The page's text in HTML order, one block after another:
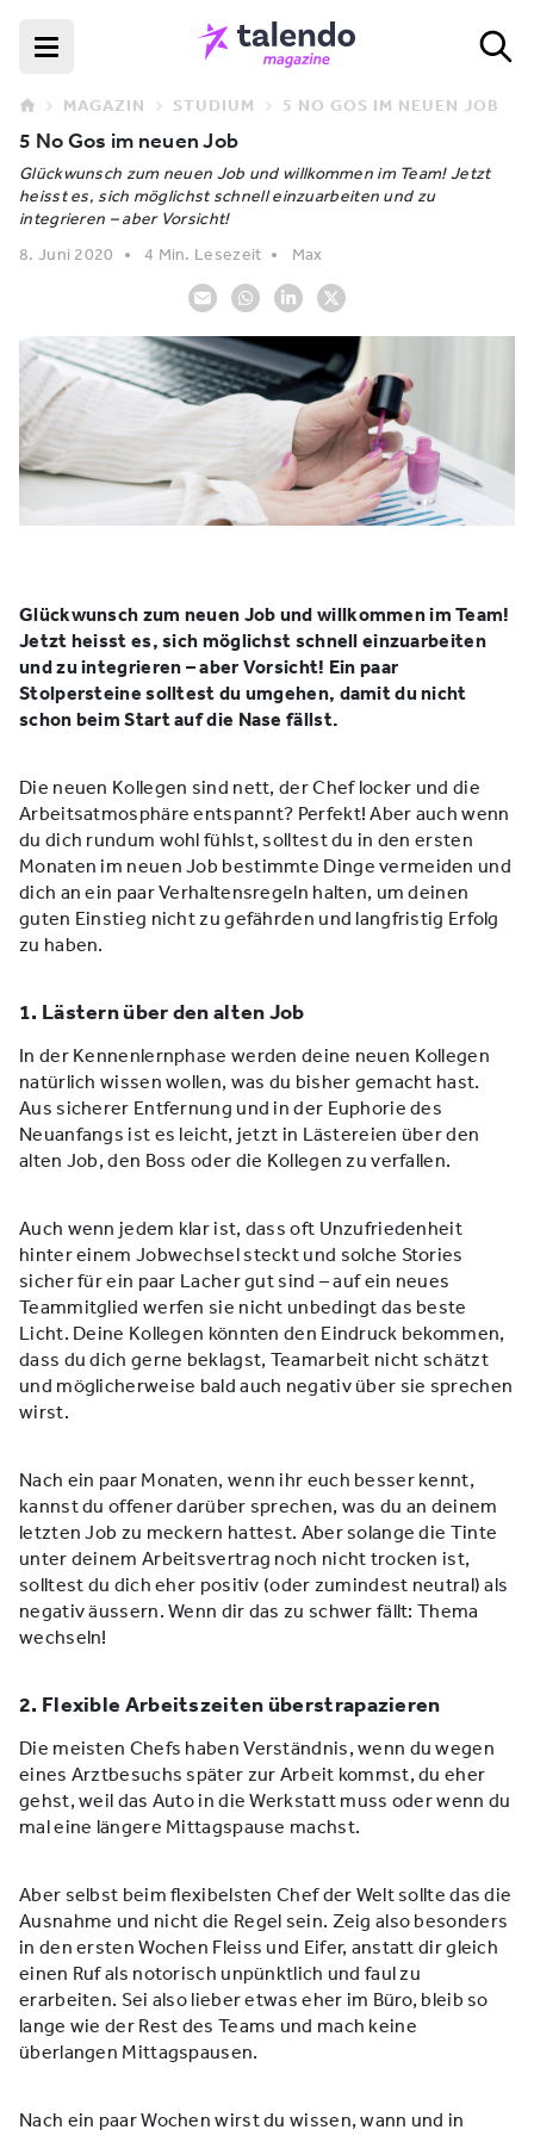
MAGAZIN STUDIUM 5 NO GOS IM NEUEN JOB
5 No Gos im neuen Job
Glückwunsch zum neuen Job und willkommen im Team! Jetzt
heisst es, sich möglichst schnell einzuarbeiten und zu
integrieren – aber Vorsicht!
8. Juni 2020
4 Min. Lesezeit Max
Glückwunsch zum neuen Job und willkommen im Team!
Jetzt heisst es, sich möglichst schnell einzuarbeiten
und zu integrieren – aber Vorsicht! Ein paar
Stolpersteine solltest du umgehen, damit du nicht
schon beim Start auf die Nase fällst.
Die neuen Kollegen sind nett, der Chef locker und die
Arbeitsatmosphäre entspannt? Perfekt! Aber auch wenn
du dich rundum wohl fühlst, solltest du in den ersten
Monaten im neuen Job bestimmte Dinge vermeiden und
dich an ein paar Verhaltensregeln halten, um deinen
guten Einstieg nicht zu gefährden und langfristig Erfolg
zu haben.
1. Lästern über den alten Job
In der Kennenlernphase werden deine neuen Kollegen
natürlich wissen wollen, was du bisher gemacht hast.
Aus sicherer Entfernung und in der Euphorie des
Neuanfangs ist es leicht, jetzt in Lästereien über den
alten Job, den Boss oder die Kollegen zu verfallen.
Auch wenn jedem klar ist, dass oft Unzufriedenheit
hinter einem Jobwechsel steckt und solche Stories
sicher für ein paar Lacher gut sind – auf ein neues
Teammitglied werfen sie nicht unbedingt das beste
Licht. Deine Kollegen könnten den Eindruck bekommen,
dass du dich gerne beklagst, Teamarbeit nicht schätzt
und möglicherweise bald auch negativ über sie sprechen
wirst.
Nach ein paar Monaten, wenn ihr euch besser kennt,
kannst du offener darüber sprechen, was du an deinem
letzten Job zu meckern hattest. Aber solange die Tinte
unter deinem Arbeitsvertrag noch nicht trocken ist,
solltest du dich eher positiv (oder zumindest neutral) als
negativ äussern. Wenn dir das zu schwer fällt: Thema
wechseln!
2. Flexible Arbeitszeiten überstrapazieren
Die meisten Chefs haben Verständnis, wenn du wegen
eines Arztbesuchs später zur Arbeit kommst, du eher
gehst, weil das Auto in die Werkstatt muss oder wenn du
mal eine längere Mittagspause machst.
Aber selbst beim flexibelsten Chef der Welt sollte das die
Ausnahme und nicht die Regel sein. Zeig also besonders
in den ersten Wochen Fleiss und Eifer, anstatt dir gleich
einen Ruf als notorisch unpünktlich und faul zu
erarbeiten. Sei also lieber etwas eher im Büro, bleib so
lange wie der Rest des Teams und mach keine
überlangen Mittagspausen.
Nach ein paar Wochen wirst du wissen, wann und in